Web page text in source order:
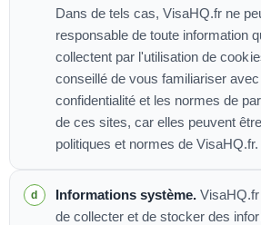
Dans de tels cas, VisaHQ.fr ne
responsable de toute information
collectent par l'utilisation de
conseillé de vous familiariser
confidentialité et les normes de
de ces sites, car elles peuvent
politiques et normes de VisaHQ.fr.
Informations système.
de collecter et de stocker des